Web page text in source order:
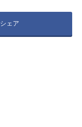
シェア